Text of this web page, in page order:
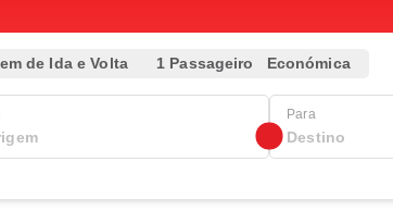
de Ida e Volta 1 Passageiro Económica
Para